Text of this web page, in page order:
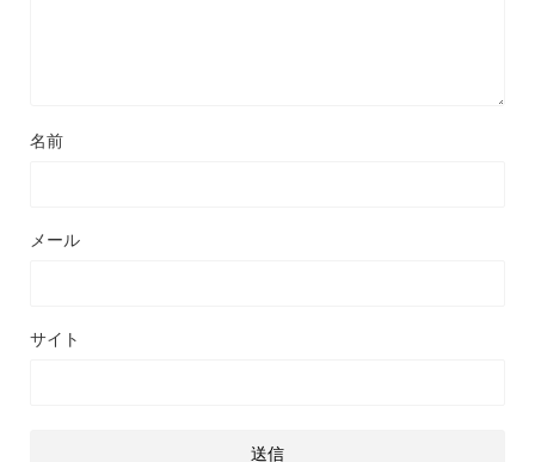
名前
メール
サイト